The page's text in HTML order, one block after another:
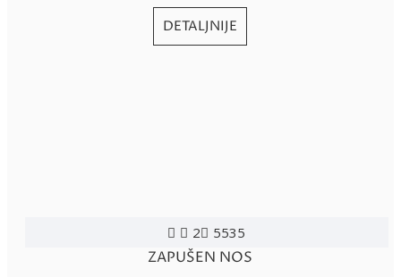
DETALJNIJE
2 5535
ZAPUŠEN NOS